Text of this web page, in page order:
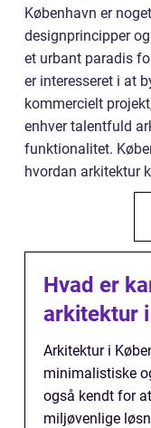
København er
designprincipper
et urbant paradis
er interesseret i at
kommercielt
enhver talentfuld
funktionalitet.
hvordan arkitektur
Hvad er
arkitektur i
Arkitektur i
minimalistiske
også kendt for
miljøvenlige